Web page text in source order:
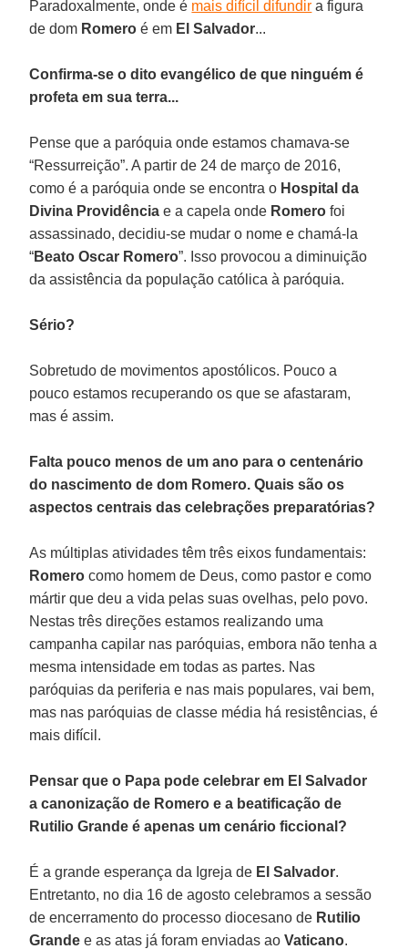
Paradoxalmente, onde é mais difícil difundir a figura
de dom Romero é em El Salvador...
Confirma-se o dito evangélico de que ninguém é
profeta em sua terra...
Pense que a paróquia onde estamos chamava-se
“Ressurreição”. A partir de 24 de março de 2016,
como é a paróquia onde se encontra o Hospital da
Divina Providência e a capela onde Romero foi
assassinado, decidiu-se mudar o nome e chamá-la
“Beato Oscar Romero”. Isso provocou a diminuição
da assistência da população católica à paróquia.
Sério?
Sobretudo de movimentos apostólicos. Pouco a
pouco estamos recuperando os que se afastaram,
mas é assim.
Falta pouco menos de um ano para o centenário
do nascimento de dom Romero. Quais são os
aspectos centrais das celebrações preparatórias?
As múltiplas atividades têm três eixos fundamentais:
Romero como homem de Deus, como pastor e como
mártir que deu a vida pelas suas ovelhas, pelo povo.
Nestas três direções estamos realizando uma
campanha capilar nas paróquias, embora não tenha a
mesma intensidade em todas as partes. Nas
paróquias da periferia e nas mais populares, vai bem,
mas nas paróquias de classe média há resistências, é
mais difícil.
Pensar que o Papa pode celebrar em El Salvador
a canonização de Romero e a beatificação de
Rutilio Grande é apenas um cenário ficcional?
É a grande esperança da Igreja de El Salvador.
Entretanto, no dia 16 de agosto celebramos a sessão
de encerramento do processo diocesano de Rutilio
Grande e as atas já foram enviadas aoVaticano.